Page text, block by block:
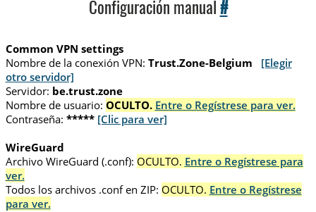
Configuración manual #
Common VPN settings
Nombre de la conexión VPN: Trust.Zone-Belgium
[Elegir
otro servidor]
Servidor: be.trust.zone
Nombre de usuario: OCULTO. Entre o Regístrese para ver.
Contraseña: ***** [Clic para ver]
WireGuard
Archivo WireGuard (.conf): OCULTO. Entre o Regístrese para
ver.
Todos los archivos .conf en ZIP: OCULTO. Entre o Regístrese
para ver.